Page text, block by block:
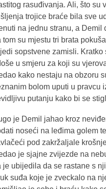
rasuđivanja. Ali, što su
trojice braće bila sve
na jednu stranu, a
tom su mjestu tri brata
sopstvene zamisli.
u smjeru za koji su
kako nestaju na obzoru
bolom uputi u pravcu
putanju kako bi se
je Demil jahao kroz
noseći na leđima golem
pod zakržaljale
je sjajne zvijezde na
je ubijedila da se rastane s
suđa koje je zveckalo na